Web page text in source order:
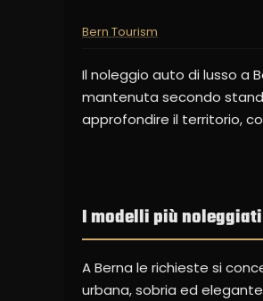
Bern Tourism
Il noleggio auto di lusso a
mantenuta secondo
approfondire il territorio,
I modelli più noleggiati
A Berna le richieste si
urbana, sobria ed